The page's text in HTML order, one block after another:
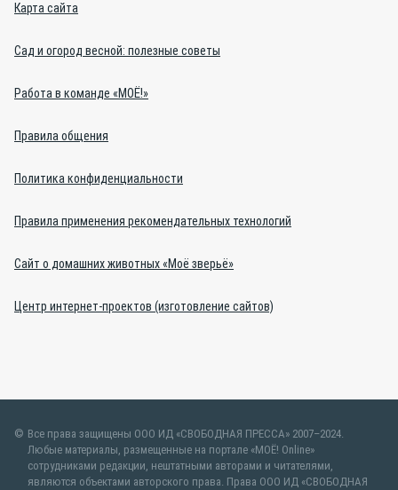
Карта сайта
Сад и огород весной: полезные советы
Работа в команде «МОЁ!»
Правила общения
Политика конфиденциальности
Правила применения рекомендательных технологий
Сайт о домашних животных «Моё зверьё»
Центр интернет-проектов (изготовление сайтов)
Все права защищены ООО ИД «СВОБОДНАЯ ПРЕССА» 2007–2024.
Любые материалы, размещенные на портале «МОЁ! Online»
сотрудниками редакции, нештатными авторами и читателями,
являются объектами авторского права. Права ООО ИД «СВОБОДНАЯ